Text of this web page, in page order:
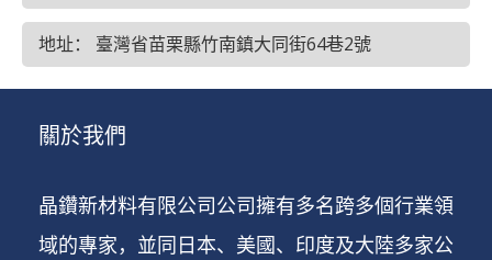
地址： 臺灣省苗栗縣竹南鎮大同街64巷2號
關於我們
晶鑽新材料有限公司公司擁有多名跨多個行業領
域的專家，並同日本、美國、印度及大陸多家公